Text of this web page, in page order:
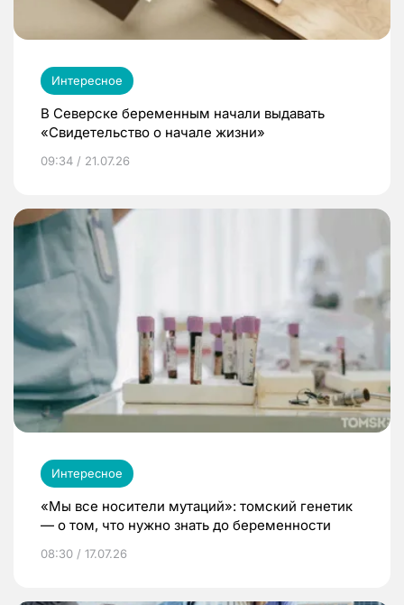
Интересное
В Северске беременным начали выдавать
«Свидетельство о начале жизни»
09:34 / 21.07.26
Интересное
«Мы все носители мутаций»: томский генетик
— о том, что нужно знать до беременности
08:30 / 17.07.26